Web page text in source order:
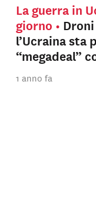
La guerra in
giorno
l’Ucraina sta
“megadeal”
1 anno fa